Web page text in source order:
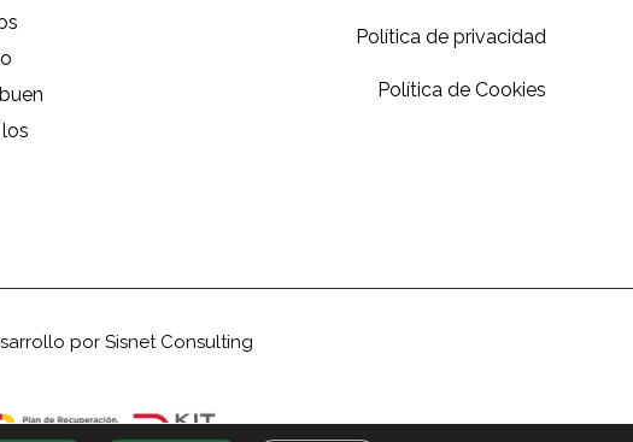
Política de privacidad
Política de Cookies
por Sisnet Consulting